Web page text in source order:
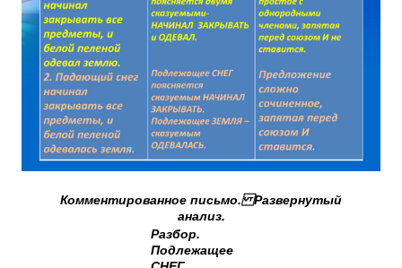
Комментированное письмо. Развернутый
анализ.
Разбор.
Подлежащее